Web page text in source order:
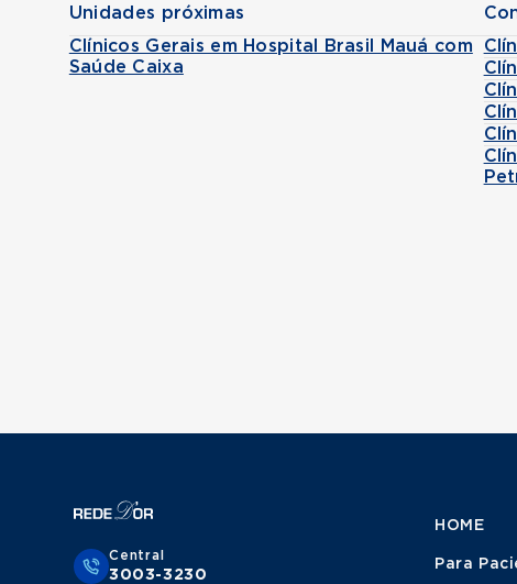
Unidades próximas
Clínicos Gerais em Hospital Brasil Mauá com
Saúde Caixa
Central
3003-3230
HOME
Para